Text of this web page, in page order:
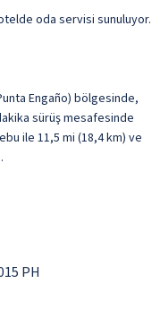
oda servisi sunuluyor.
Engaño) bölgesinde,
sürüş mesafesinde
ile 11,5 mi (18,4 km) ve
PH